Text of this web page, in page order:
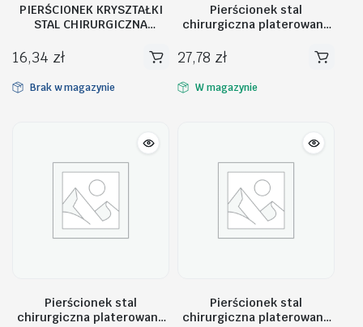
PIERŚCIONEK KRYSZTAŁKI
STAL CHIRURGICZNA
pierścionków: US8 EU17
16,34 zł
Brak w magazynie
Pierścionek stal
chirurgiczna platerowana
Rozmiar pierścionków: US7
27,78 zł
W magazynie
Pierścionek stal
chirurgiczna platerowana
Pierścionek stal
chirurgiczna platerowana